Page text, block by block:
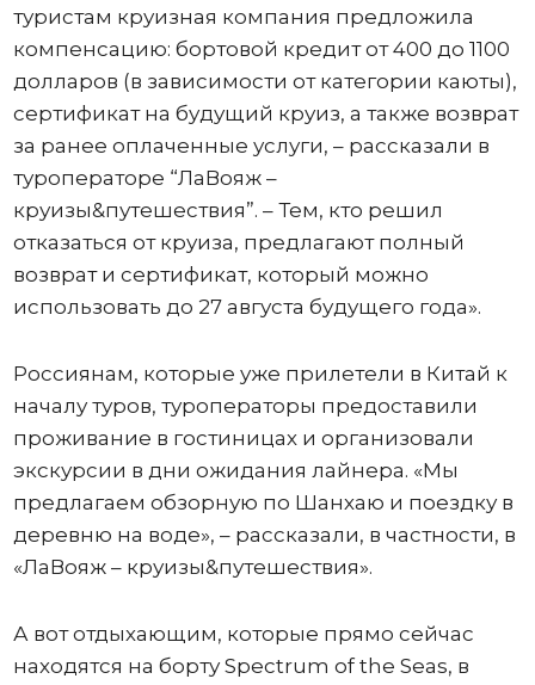
туристам круизная компания предложила
компенсацию: бортовой кредит от 400 до 1100
долларов (в зависимости от категории каюты),
сертификат на будущий круиз, а также возврат
за ранее оплаченные услуги, – рассказали в
туроператоре “ЛаВояж –
круизы&путешествия”. – Тем, кто решил
отказаться от круиза, предлагают полный
возврат и сертификат, который можно
использовать до 27 августа будущего года».
Россиянам, которые уже прилетели в Китай к
началу туров, туроператоры предоставили
проживание в гостиницах и организовали
экскурсии в дни ожидания лайнера. «Мы
предлагаем обзорную по Шанхаю и поездку в
деревню на воде», – рассказали, в частности, в
«ЛаВояж – круизы&путешествия».
А вот отдыхающим, которые прямо сейчас
находятся на борту Spectrum of the Seas, в